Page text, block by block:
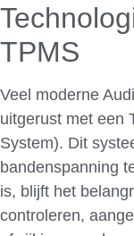
TPMS
Veel moderne
uitgerust met een
System). Dit
bandenspanning
is, blijft het
controleren,